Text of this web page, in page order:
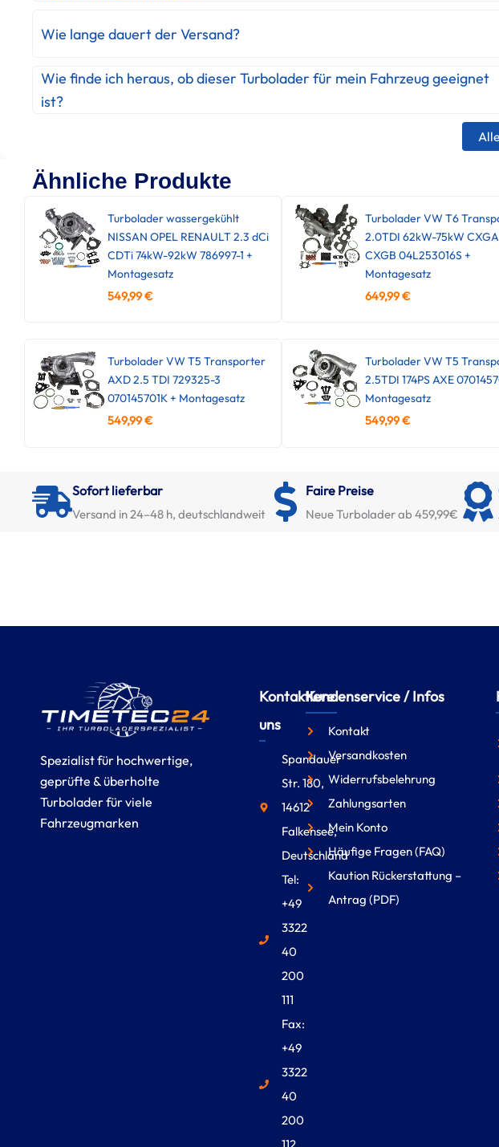
Wie lange dauert der Versand?
Wie finde ich heraus, ob dieser Turbolader für mein Fahrzeug geeignet
ist?
Ähnliche Produkte
Turbolader wassergekühlt
NISSAN OPEL RENAULT 2.3 dCi
CDTi 74kW-92kW 786997-1 +
Montagesatz
549,99€
Turbolader VW T6
2.0TDI 62kW-75kW CXGA
CXGB 04L253016S +
Montagesatz
649,99€
Turbolader VW T5 Transporter
AXD 2.5 TDI 729325-3
070145701K + Montagesatz
549,99€
Turbolader VW T5
2.5TDI 174PS AXE
Montagesatz
549,99€
Sofort lieferbar
Versand in 24–48 h, deutschlandweit
Faire Preise
Neue Turbolader ab 459,99€
Spezialist für hochwertige,
geprüfte & überholte
Turbolader für viele
Fahrzeugmarken
Kontaktiere
uns
Spandauer
Str. 180,
14612
Falkensee,
Deutschland
Tel:
+49
3322
40
200
111
Fax:
+49
3322
40
200
Kundenservice / Infos
Kontakt
Versandkosten
Widerrufsbelehrung
Zahlungsarten
Mein Konto
Häufige Fragen (FAQ)
Kaution Rückerstattung –
Antrag (PDF)